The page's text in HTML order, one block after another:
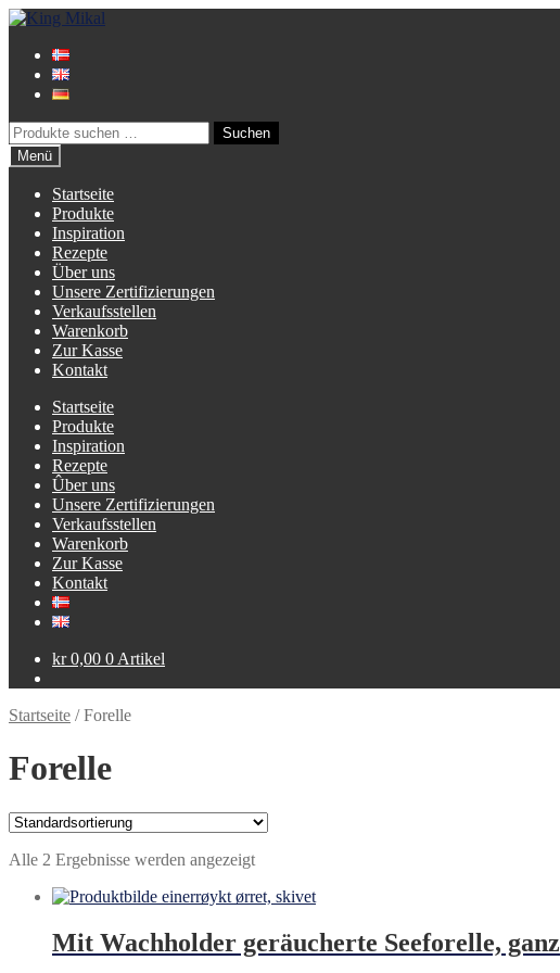
Zur
springen
Zum
springen
Suche
nach:
Suchen
Menü
Startseite
Produkte
Inspiration
Rezepte
Über uns
Unsere Zertifizierungen
Verkaufsstellen
Warenkorb
Zur Kasse
Kontakt
Startseite
Produkte
Inspiration
Rezepte
Ûber uns
Unsere Zertifizierungen
Verkaufsstellen
Warenkorb
Zur Kasse
Kontakt
kr0,00 0 Artikel
Startseite /Forelle
Forelle
Alle 2 Ergebnisse werden angezeigt
Mit Wachholder geräucherte Seeforelle, ganz